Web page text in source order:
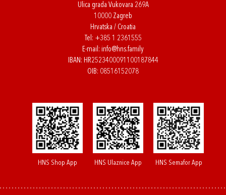
Ulica grada Vukovara 269A
10000 Zagreb
Hrvatska / Croatia
Tel: +385 1 2361555
E-mail: info@hns.family
IBAN: HR2523400091100187844
OIB: 08516152078
HNS Shop App HNS Ulaznice App HNS Semafor App